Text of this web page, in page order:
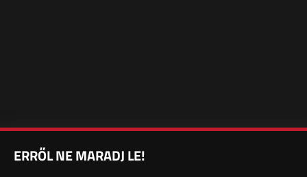
ERRŐL NE MARADJ LE!